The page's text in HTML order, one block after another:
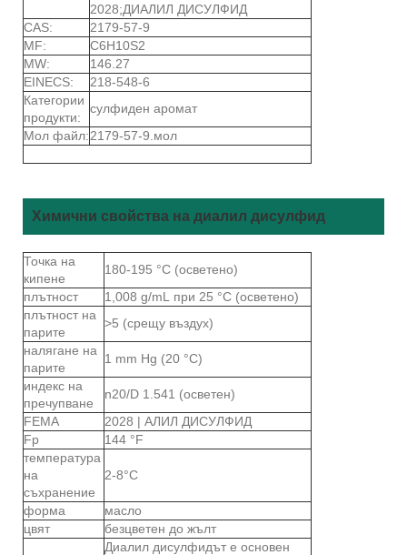
2028;ДИАЛИЛ ДИСУЛФИД
CAS:
2179-57-9
MF:
C6H10S2
MW:
146.27
EINECS:
218-548-6
Категории
продукти:
сулфиден аромат
Мол файл:2179-57-9.мол
Химични свойства на диалил дисулфид
Точка на
кипене
180-195 °C (осветено)
плътност
1,008 g/mL при 25 °C (осветено)
плътност на
парите
>5 (срещу въздух)
налягане на
парите
1 mm Hg (20 °C)
индекс на
пречупване
n20/D 1.541 (осветен)
FEMA
2028 | АЛИЛ ДИСУЛФИД
Fp
144 °F
температура
на
съхранение
2-8°C
форма
масло
цвят
безцветен до жълт
Диалил дисулфидът е основен